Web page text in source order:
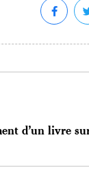
d’un livre